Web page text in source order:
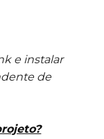
e instalar
de